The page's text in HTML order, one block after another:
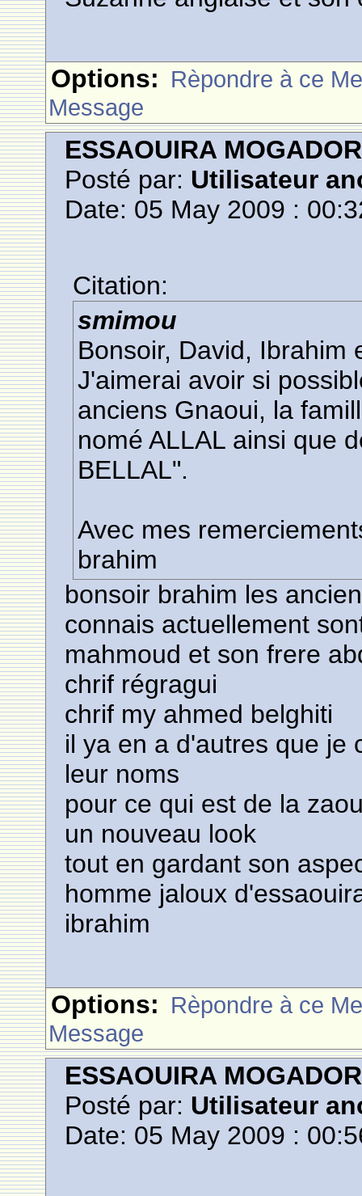
Options: Rèpondre à ce
Message
ESSAOUIRA MOGADOR
Posté par: Utilisateur
Date: 05 May 2009 :
Citation:
smimou
Bonsoir, David, Ibrahim
J'aimerai avoir si
anciens Gnaoui, la
nomé ALLAL ainsi que
BELLAL".
Avec mes
brahim
bonsoir brahim les
connais actuellement
mahmoud et son frere
chrif régragui
chrif my ahmed belghiti
il ya en a d'autres que je
leur noms
pour ce qui est de la
un nouveau look
tout en gardant son
homme jaloux
ibrahim
Options: Rèpondre à ce
Message
ESSAOUIRA MOGADOR
Posté par: Utilisateur
Date: 05 May 2009 :